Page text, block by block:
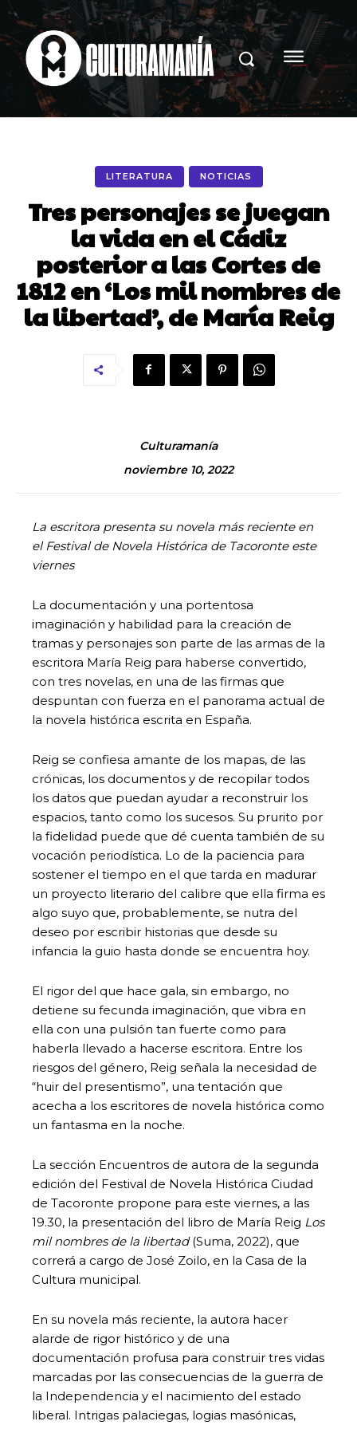
LITERATURA NOTICIAS
Tres personajes se juegan
la vida en el Cádiz
posterior a las Cortes de
1812 en ‘Los mil nombres de
la libertad’, de María Reig
Culturamanía
noviembre 10, 2022
La escritora presenta su novela más reciente en
el Festival de Novela Histórica de Tacoronte este
viernes
La documentación y una portentosa
imaginación y habilidad para la creación de
tramas y personajes son parte de las armas de la
escritora María Reig para haberse convertido,
con tres novelas, en una de las firmas que
despuntan con fuerza en el panorama actual de
la novela histórica escrita en España.
Reig se confiesa amante de los mapas, de las
crónicas, los documentos y de recopilar todos
los datos que puedan ayudar a reconstruir los
espacios, tanto como los sucesos. Su prurito por
la fidelidad puede que dé cuenta también de su
vocación periodística. Lo de la paciencia para
sostener el tiempo en el que tarda en madurar
un proyecto literario del calibre que ella firma es
algo suyo que, probablemente, se nutra del
deseo por escribir historias que desde su
infancia la guio hasta donde se encuentra hoy.
El rigor del que hace gala, sin embargo, no
detiene su fecunda imaginación, que vibra en
ella con una pulsión tan fuerte como para
haberla llevado a hacerse escritora. Entre los
riesgos del género, Reig señala la necesidad de
“huir del presentismo”, una tentación que
acecha a los escritores de novela histórica como
un fantasma en la noche.
La sección Encuentros de autora de la segunda
edición del Festival de Novela Histórica Ciudad
de Tacoronte propone para este viernes, a las
19.30, la presentación del libro de María Reig Los
mil nombres de la libertad(Suma, 2022), que
correrá a cargo de José Zoilo, en la Casa de la
Cultura municipal.
En su novela más reciente, la autora hacer
alarde de rigor histórico y de una
documentación profusa para construir tres vidas
marcadas por las consecuencias de la guerra de
la Independencia y el nacimiento del estado
liberal. Intrigas palaciegas, logias masónicas,